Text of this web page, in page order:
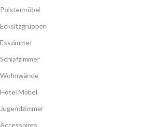
Polstermöbel
Ecksitzgruppen
Esszimmer
Schlafzimmer
Wohnwände
Hotel Möbel
Jugendzimmer
Accessoires